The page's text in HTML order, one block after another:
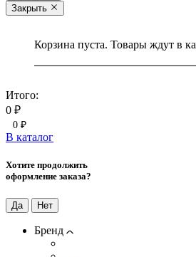
Закрыть
Корзина пуста. Товары ждут в
Итого:
0 ₽
0 ₽
В каталог
Хотите продолжить
оформление заказа?
Да Нет
Бренд